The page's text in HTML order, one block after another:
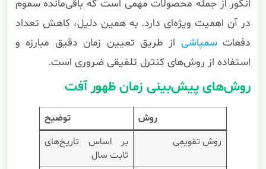
انگور از جمله محصولات مهمی است که باقی‌مانده سموم
در آن اهمیت ویژه‌ای دارد. به همین دلیل، کاهش تعداد
دفعاتسمپاشی از طریق تعیین زمان دقیق مبارزه و
استفاده از روش‌های کنترل تلفیقی ضروری است.
روش‌های پیش‌بینی زمان ظهور آفت
روش
توضیح
روش تقویمی
بر اساس تاریخ‌های
ثابت سال